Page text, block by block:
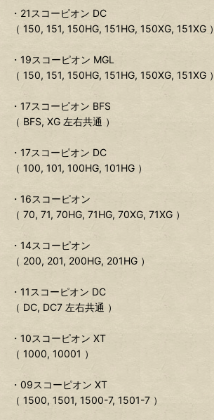
・21スコーピオン DC
（ 150, 151, 150HG, 151HG, 150XG, 151XG ）
・19スコーピオン MGL
（ 150, 151, 150HG, 151HG, 150XG, 151XG ）
・17スコーピオン BFS
（ BFS, XG 左右共通 ）
・17スコーピオン DC
（ 100, 101, 100HG, 101HG ）
・16スコーピオン
（ 70, 71, 70HG, 71HG, 70XG, 71XG ）
・14スコーピオン
（ 200, 201, 200HG, 201HG ）
・11スコーピオン DC
（ DC, DC7 左右共通 ）
・10スコーピオン XT
（ 1000, 10001 ）
・09スコーピオン XT
（ 1500, 1501, 1500-7, 1501-7 ）